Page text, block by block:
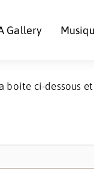
Gallery
ci-dessous